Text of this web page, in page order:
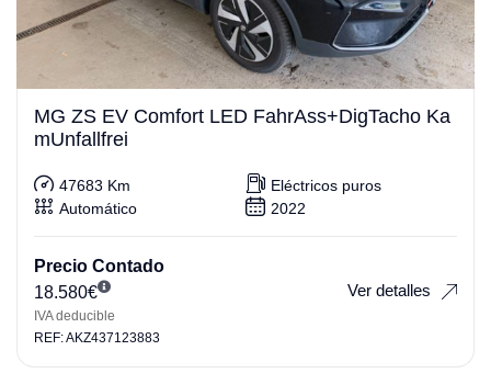
MG ZS EV Comfort LED FahrAss+DigTacho Ka
mUnfallfrei
47683 Km
Eléctricos puros
Automático
2022
Precio Contado
18.580€
IVA deducible
Ver detalles
REF: AKZ437123883